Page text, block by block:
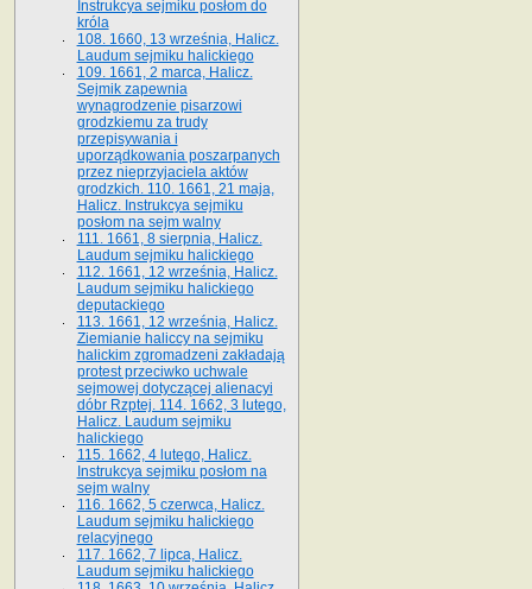
Instrukcya sejmiku posłom do
króla
108. 1660, 13 września, Halicz.
Laudum sejmiku halickiego
109. 1661, 2 marca, Halicz.
Sejmik zapewnia
wynagrodzenie pisarzowi
grodzkiemu za trudy
przepisywania i
uporządkowania poszarpanych
przez nieprzyjaciela aktów
grodzkich. 110. 1661, 21 maja,
Halicz. Instrukcya sejmiku
posłom na sejm walny
111. 1661, 8 sierpnia, Halicz.
Laudum sejmiku halickiego
112. 1661, 12 września, Halicz.
Laudum sejmiku halickiego
deputackiego
113. 1661, 12 września, Halicz.
Ziemianie haliccy na sejmiku
halickim zgromadzeni zakładają
protest przeciwko uchwale
sejmowej dotyczącej alienacyi
dóbr Rzptej. 114. 1662, 3 lutego,
Halicz. Laudum sejmiku
halickiego
115. 1662, 4 lutego, Halicz.
Instrukcya sejmiku posłom na
sejm walny
116. 1662, 5 czerwca, Halicz.
Laudum sejmiku halickiego
relacyjnego
117. 1662, 7 lipca, Halicz.
Laudum sejmiku halickiego